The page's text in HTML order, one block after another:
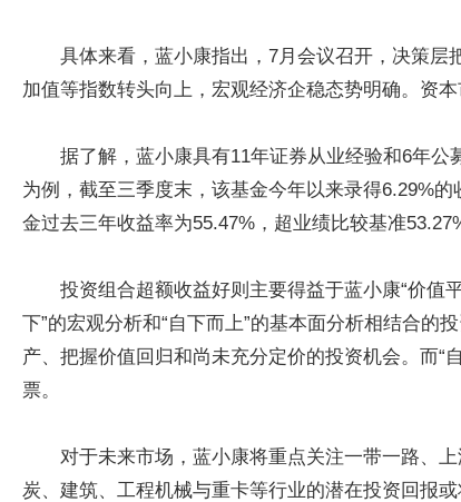
具体来看，蓝小康指出，7月会议召开，决策
加值等指数转头向上，宏观经济企稳态势明确。资
据了解，蓝小康具有11年证券从业经验和6年
为例，截至三季度末，该基金今年以来录得6.29%
金过去三年收益率为55.47%，超业绩比较基准
投资组合超额收益好则主要得益于蓝小康“价值
下”的宏观分析和“自下而上”的基本面分析相结合的
产、把握价值回归和尚未充分定价的投资机会。而
票。
对于未来市场，蓝小康将重点关注一带一路、
炭、建筑、工程机械与重卡等行业的潜在投资回报